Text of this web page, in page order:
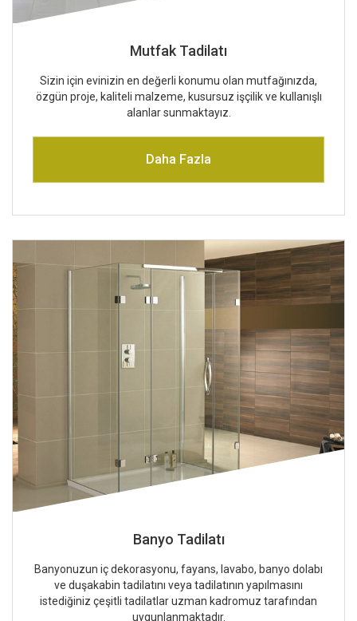
Mutfak Tadilatı
Sizin için evinizin en değerli konumu olan mutfağınızda,
özgün proje, kaliteli malzeme, kusursuz işçilik ve kullanışlı
alanlar sunmaktayız.
Daha Fazla
Banyo Tadilatı
Banyonuzun iç dekorasyonu, fayans, lavabo, banyo dolabı
ve duşakabin tadilatını veya tadilatının yapılmasını
istediğiniz çeşitli tadilatlar uzman kadromuz tarafından
uygunlanmaktadır.